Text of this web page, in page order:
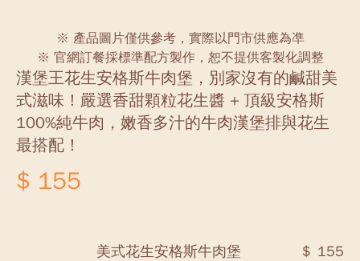
※ 產品圖片僅供參考，實際以門市供應為凖
※ 官網訂餐採標準配方製作，恕不提供客製化調整
漢堡王花生安格斯牛肉堡，別家沒有的鹹甜美
式滋味！嚴選香甜顆粒花生醬 + 頂級安格斯
100%純牛肉，嫩香多汁的牛肉漢堡排與花生
最搭配！
$ 155
美式花生安格斯牛肉堡 ＄ 155